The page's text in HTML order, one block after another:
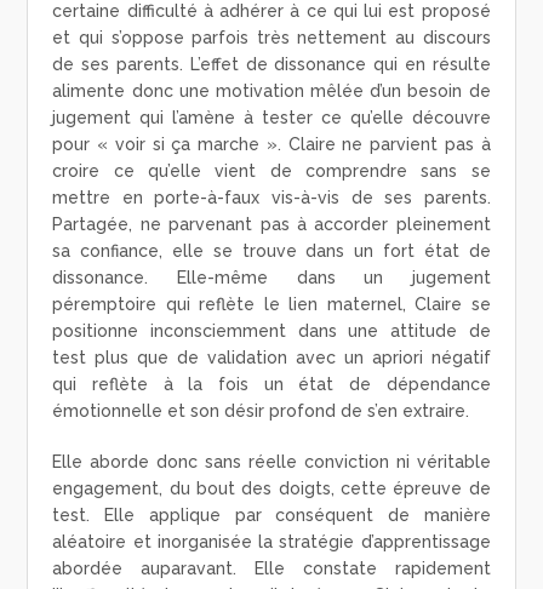
certaine difficulté à adhérer à ce qui lui est proposé
et qui s’oppose parfois très nettement au discours
de ses parents. L’effet de dissonance qui en résulte
alimente donc une motivation mêlée d’un besoin de
jugement qui l’amène à tester ce qu’elle découvre
pour « voir si ça marche ». Claire ne parvient pas à
croire ce qu’elle vient de comprendre sans se
mettre en porte-à-faux vis-à-vis de ses parents.
Partagée, ne parvenant pas à accorder pleinement
sa confiance, elle se trouve dans un fort état de
dissonance. Elle-même dans un jugement
péremptoire qui reflète le lien maternel, Claire se
positionne inconsciemment dans une attitude de
test plus que de validation avec un apriori négatif
qui reflète à la fois un état de dépendance
émotionnelle et son désir profond de s’en extraire.
Elle aborde donc sans réelle conviction ni véritable
engagement, du bout des doigts, cette épreuve de
test. Elle applique par conséquent de manière
aléatoire et inorganisée la stratégie d’apprentissage
abordée auparavant. Elle constate rapidement